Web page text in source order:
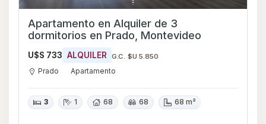
Apartamento en Alquiler de 3
dormitorios en Prado, Montevideo
U$S 733 ALQUILER G.C. $U 5.850
Prado Apartamento
3 1 68 68 68 m²